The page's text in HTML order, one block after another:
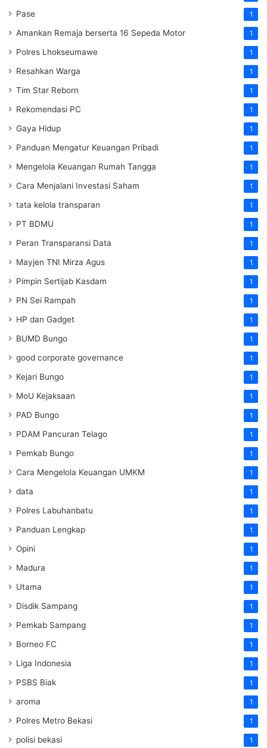
Pase 1
Amankan Remaja berserta 16 Sepeda Motor 1
Polres Lhokseumawe 1
Resahkan Warga 1
Tim Star Reborn 1
Rekomendasi PC 1
Gaya Hidup 1
Panduan Mengatur Keuangan Pribadi 1
Mengelola Keuangan Rumah Tangga 1
Cara Menjalani Investasi Saham 1
tata kelola transparan 1
PT BDMU 1
Peran Transparansi Data 1
Mayjen TNI Mirza Agus 1
Pimpin Sertijab Kasdam 1
PN Sei Rampah 1
HP dan Gadget 1
BUMD Bungo 1
good corporate governance 1
Kejari Bungo 1
MoU Kejaksaan 1
PAD Bungo 1
PDAM Pancuran Telago 1
Pemkab Bungo 1
Cara Mengelola Keuangan UMKM 1
data 1
Polres Labuhanbatu 1
Panduan Lengkap 1
Opini 1
Madura 1
Utama 1
Disdik Sampang 1
Pemkab Sampang 1
Borneo FC 1
Liga Indonesia 1
PSBS Biak 1
aroma 1
Polres Metro Bekasi 1
polisi bekasi 1